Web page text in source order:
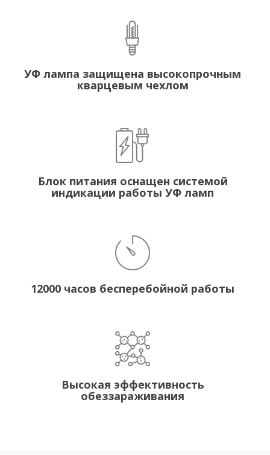
УФ лампа защищена высокопрочным
кварцевым чехлом
Блок питания оснащен системой
индикации работы УФ ламп
12000 часов бесперебойной работы
Высокая эффективность
обеззараживания